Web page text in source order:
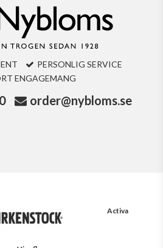
PERSONLIG SERVICE
ENGAGEMANG
order@nybloms.se
Activa